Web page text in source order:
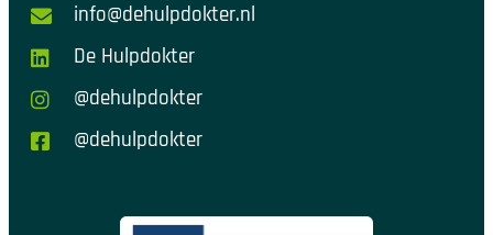
info@dehulpdokter.nl
De Hulpdokter
@dehulpdokter
@dehulpdokter